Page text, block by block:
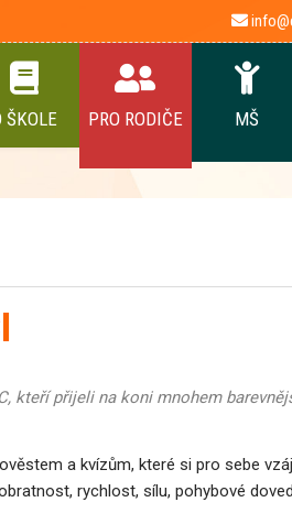
ŠKOLE PRO RODIČE MŠ
kteří přijeli na koni mnohem
a kvízům, které si pro sebe
rychlost, sílu, pohybové